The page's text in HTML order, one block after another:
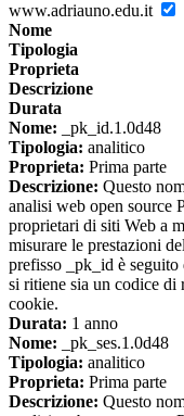
www.adriauno.edu.it
Nome
Tipologia
Proprieta
Descrizione
Durata
Nome: _pk_id.1.0d48
Tipologia: analitico
Proprieta: Prima parte
Descrizione: Questo
analisi web open source
proprietari di siti Web a
misurare le prestazioni
prefisso _pk_id è seguito
si ritiene sia un codice
cookie.
Durata: 1 anno
Nome: _pk_ses.1.0d48
Tipologia: analitico
Proprieta: Prima parte
Descrizione: Questo